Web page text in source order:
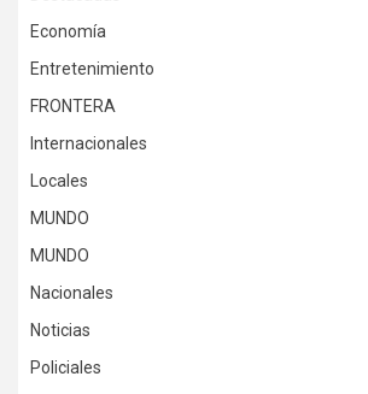
Economía
Entretenimiento
FRONTERA
Internacionales
Locales
MUNDO
MUNDO
Nacionales
Noticias
Policiales